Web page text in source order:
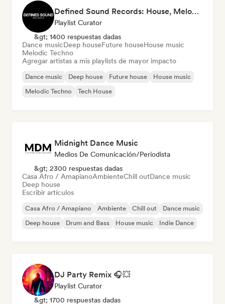
Defined Sound Records: House, Melodic Techno and EDM - Playlists Curated by DJ Nick Proof
Playlist Curator
&gt; 1400 respuestas dadas
Dance musicDeep houseFuture houseHouse music
Melodic Techno
Agregar artistas a mis playlists de mayor impacto
Dance music Deep house Future house
House music
Melodic Techno
Tech House
Midnight Dance Music
Medios De Comunicación/Periodista
&gt; 2300 respuestas dadas
Casa Afro / AmapianoAmbienteChill outDance music
Deep house
Escribir artículos
Casa Afro / Amapiano Ambiente Chill out
Dance music
Deep house
Drum and Bass House music Indie Dance
DJ Party Remix 🎧💥
Playlist Curator
&gt; 1700 respuestas dadas